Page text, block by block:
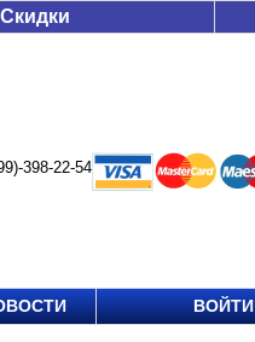
Скидки
398-22-54
ВОЙТИ